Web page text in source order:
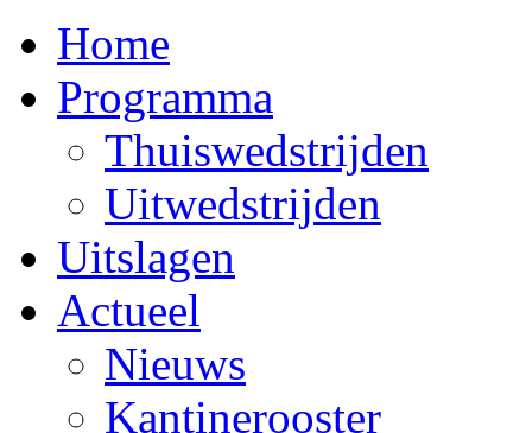
Home
Programma
Thuiswedstrijden
Uitwedstrijden
Uitslagen
Actueel
Nieuws
Kantinerooster